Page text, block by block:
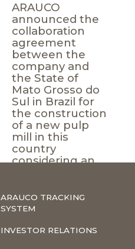
ARAUCO
announced the
collaboration
agreement
between the
company and
the State of
Mato Grosso do
Sul in Brazil for
the construction
of a new pulp
mill in this
country
considering an
SEE MORE
ARAUCO TRACKING
SYSTEM
INVESTOR RELATIONS